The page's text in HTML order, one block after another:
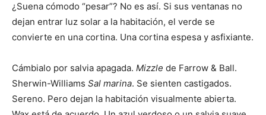
¿Suena cómodo “pesar”? No es así. Si sus ventanas no
dejan entrar luz solar a la habitación, el verde se
convierte en una cortina. Una cortina espesa y asfixiante.
Cámbialo por salvia apagada. Mizzle de Farrow & Ball.
Sherwin-Williams Sal marina. Se sienten castigados.
Sereno. Pero dejan la habitación visualmente abierta.